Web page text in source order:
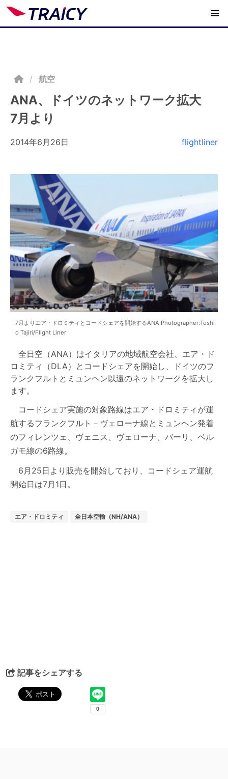
/ 航空
ANA、ドイツのネットワーク拡大
7月より
2014年6月26日 flightliner
7月よりエア・ドロミティとコードシェアを開始するANA Photographer:Toshi
o Tajiri/Flight Liner
全日空（ANA）はイタリアの地域航空会社、エア・ド
ロミティ（DLA）とコードシェアを開始し、ドイツのフ
ランクフルトとミュンヘン以遠のネットワークを拡大し
ます。
コードシェア実施の対象路線はエア・ドロミティが運
航するフランクフルト－ヴェローナ線とミュンヘン発着
のフィレンツェ、ヴェニス、ヴェローナ、バーリ、ベル
ガモ線の6路線。
6月25日より販売を開始しており、コードシェア運航
開始日は7月1日。
エア・ドロミティ 全日本空輸（NH/ANA）
記事をシェアする